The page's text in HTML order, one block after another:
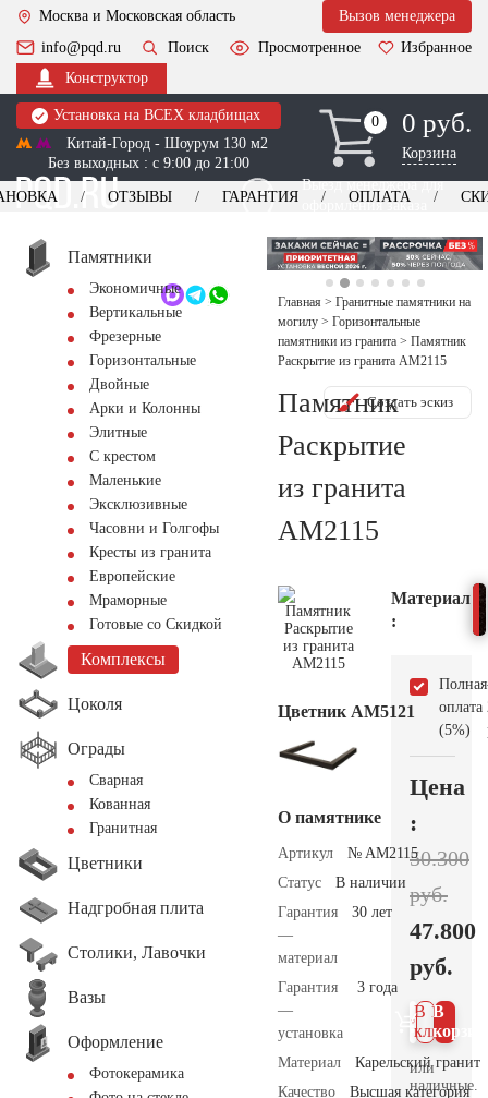
Москва и Московская область
Вызов менеджера
info@pqd.ru
Поиск Просмотренное
Избранное
Конструктор
Установка на ВСЕХ кладбищах
Китай-Город - Шоурум 130 м2
Без выходных : с 9:00 до 21:00
0
0 0 руб.
Корзина
Выезд менеджера для
оформления заказа
+7 (495) 518-44-23
Обратный звонок
ОТЗЫВЫ ГАРАНТИЯ ОПЛАТА
Памятники
Экономичные
Вертикальные
Фрезерные
Горизонтальные
Двойные
Арки и Колонны
Элитные
С крестом
Маленькие
Эксклюзивные
Часовни и Голгофы
Кресты из гранита
Европейские
Мраморные
Готовые со Скидкой
Комплексы
Цоколя
Ограды
Сварная
Кованная
Гранитная
Цветники
Надгробная плита
Столики, Лавочки
Вазы
Оформление
Фотокерамика
Главная > Гранитные памятники на
могилу > Горизонтальные
памятники из гранита > Памятник
Раскрытие из гранита AM2115
Памятник
Раскрытие
из гранита
AM2115
Создать эскиз
Цветник АМ5121
О памятнике
Артикул
№ AM2115
Статус
В наличии
Гарантия
—
материал
30 лет
Гарантия
—
установка
3 года
Материал
Карельский гранит
Качество
Высшая категория
Материал
:
Полная
оплата
(5%)
Цена
:
50.300
руб.
47.800
руб.
В
В 1
клик
или
наличные.